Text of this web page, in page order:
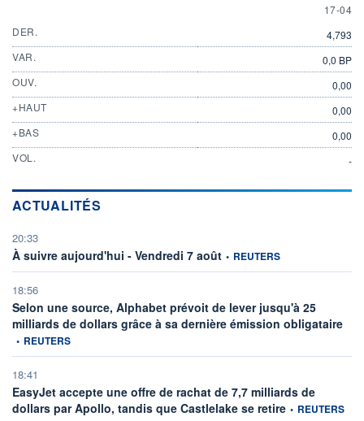
17
17-04
DER.
4,793
VAR.
0,0 BP
OUV.
0,00
+HAUT
0,00
+BAS
0,00
VOL.
-
ACTUALITÉS
20:33
À suivre aujourd'hui - Vendredi 7 aoûtinformation fournie par
• REUTERS
18:56
Selon une source, Alphabet prévoit de lever jusqu'à 25
milliards de dollars grâce à sa dernière émission obligataire
• REUTERS
18:41
EasyJet accepte une offre de rachat de 7,7 milliards de
dollars par Apollo, tandis que Castlelake se retire information
• REUTERS